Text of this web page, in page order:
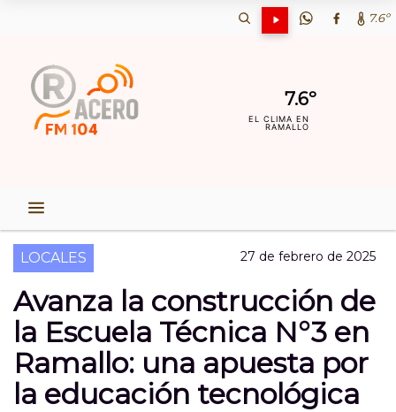
7.6º
7.6º
EL CLIMA EN
RAMALLO
LOCALES 27 de febrero de 2025
Avanza la construcción de
la Escuela Técnica N°3 en
Ramallo: una apuesta por
la educación tecnológica